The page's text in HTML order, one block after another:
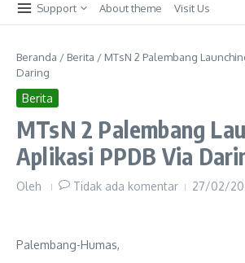
Support About theme Visit Us
Beranda / Berita / MTsN 2 Palembang
Daring
Berita
MTsN 2 Palembang
Aplikasi PPDB Via
Oleh Tidak ada komentar 27/02/
Palembang-Humas,